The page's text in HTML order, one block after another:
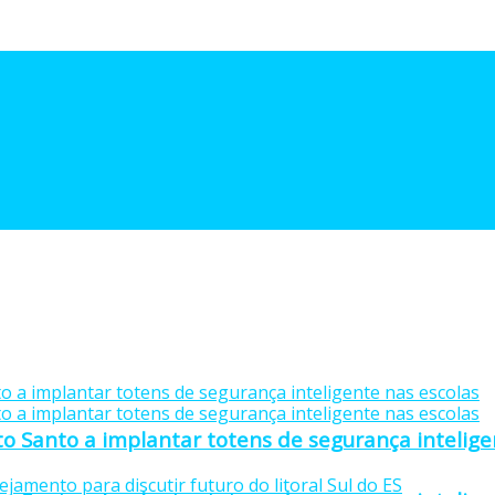
Santo a implantar totens de segurança